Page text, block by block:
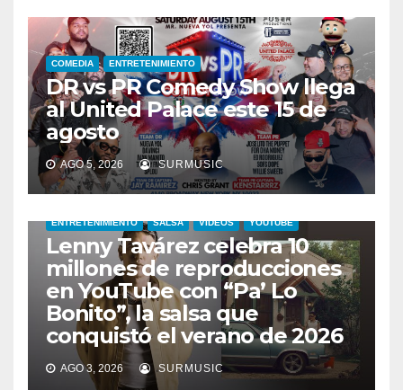
COMEDIA ENTRETENIMIENTO
DR vs PR Comedy Show llega
al United Palace este 15 de
agosto
AGO 5, 2026 SURMUSIC
ENTRETENIMIENTO SALSA VIDEOS YOUTUBE
Lenny Tavárez celebra 10
millones de reproducciones
en YouTube con “Pa’ Lo
Bonito”, la salsa que
conquistó el verano de 2026
AGO 3, 2026 SURMUSIC
CABIMAS ENTRETENIMIENTO TALENTO ZULIANO
VENEZUELA